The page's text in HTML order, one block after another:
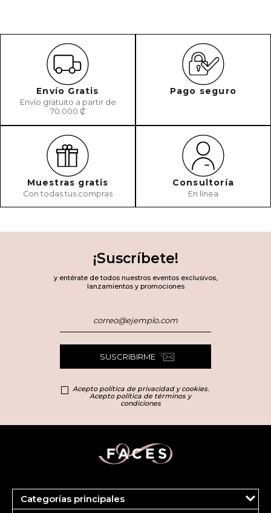
Envío Gratis
Envío gratuito a partir de
70.000 ₡
Pago seguro
Muestras gratis
Con todas tus compras
Consultoría
En línea
¡Suscríbete!
y entérate de todos nuestros eventos exclusivos,
lanzamientos y promociones
SUSCRIBIRME
Acepto política de privacidad y cookies.
Acepto política de términos y
condiciones
Categorías principales